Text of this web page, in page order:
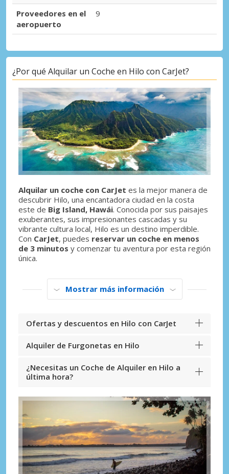
Proveedores en el
aeropuerto
9
¿Por qué Alquilar un Coche en Hilo con CarJet?
Alquilar un coche con CarJet es la mejor manera de
descubrir Hilo, una encantadora ciudad en la costa
este de Big Island, Hawái. Conocida por sus paisajes
exuberantes, sus impresionantes cascadas y su
vibrante cultura local, Hilo es un destino imperdible.
Con CarJet, puedes reservar un coche en menos
de 3 minutos y comenzar tu aventura por esta región
única.
Mostrar más información
Ofertas y descuentos en Hilo con CarJet
Alquiler de Furgonetas en Hilo
¿Necesitas un Coche de Alquiler en Hilo a
última hora?